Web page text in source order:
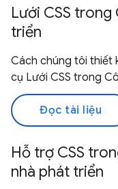
Lưới CSS
triển
Cách chúng tôi thiết
cụ Lưới CSS trong
Đọc tài liệu
Hỗ trợ CSS
nhà phát triển